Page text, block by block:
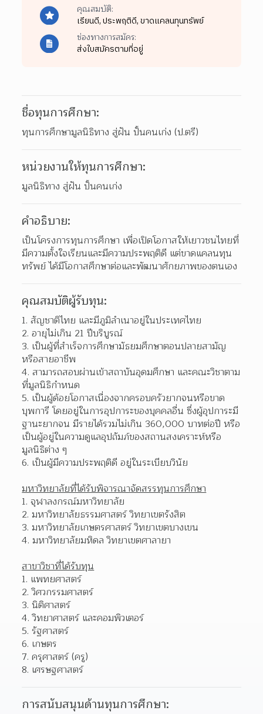
คุณสมบัติ:
เรียนดี,ประพฤติดี,ขาดแคลนทุนทรัพย์
ช่องทางการสมัคร:
ส่งใบสมัครตามที่อยู่
ชื่อทุนการศึกษา:
ทุนการศึกษามูลนิธิทาง สู่ฝัน ปั้นคนเก่ง (ป.ตรี)
หน่วยงานให้ทุนการศึกษา:
มูลนิธิทาง สู่ฝัน ปั้นคนเก่ง
คำอธิบาย:
เป็นโครงการทุนการศึกษา เพื่อเปิดโอกาสให้เยาวชนไทยที่
มีความตั้งใจเรียนและมีความประพฤติดี แต่ขาดแคลนทุน
ทรัพย์ ได้มีโอกาสศึกษาต่อและพัฒนาศักยภาพของตนเอง
คุณสมบัติผู้รับทุน:
1. สัญชาติไทย และมีภูมิลำเนาอยู่ในประเทศไทย
2. อายุไม่เกิน 21 ปีบริบูรณ์
3. เป็นผู้ที่สำเร็จการศึกษามัธยมศึกษาตอนปลายสามัญ
หรือสายอาชีพ
4. สามารถสอบผ่านเข้าสถาบันอุดมศึกษา และคณะวิชาตาม
ที่มูลนิธิกำหนด
5. เป็นผู้ด้อยโอกาสเนื่องจากครอบครัวยากจนหรือขาด
บุพการี โดยอยู่ในการอุปการะของบุคคลอื่น ซึ่งผู้อุปการะมี
ฐานะยากจน มีรายได้รวมไม่เกิน 360,000 บาทต่อปี หรือ
เป็นผู้อยู่ในความดูแลอุปถัมภ์ของสถานสงเคราะห์หรือ
มูลนิธิต่าง ๆ
6. เป็นผู้มีความประพฤติดี อยู่ในระเบียบวินัย
มหาวิทยาลัยที่ได้รับพิจารณาจัดสรรทุนการศึกษา
1. จุฬาลงกรณ์มหาวิทยาลัย
2. มหาวิทยาลัยธรรมศาสตร์ วิทยาเขตรังสิต
3. มหาวิทยาลัยเกษตรศาสตร์ วิทยาเขตบางเขน
4. มหาวิทยาลัยมหิดล วิทยาเขตศาลายา
สาขาวิชาที่ได้รับทุน
1. แพทยศาสตร์
2. วิศวกรรมศาสตร์
3. นิติศาสตร์
4. วิทยาศาสตร์ และคอมพิวเตอร์
5. รัฐศาสตร์
6. เกษตร
7. ครุศาสตร์ (ครู)
8. เศรษฐศาสตร์
การสนับสนุนด้านทุนการศึกษา: